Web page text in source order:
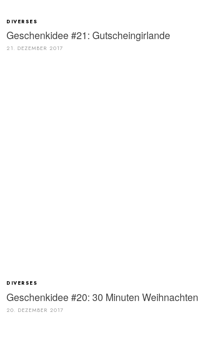
DIVERSES
Geschenkidee #21: Gutscheingirlande
21. DEZEMBER 2017
DIVERSES
Geschenkidee #20: 30 Minuten Weihnachten
20. DEZEMBER 2017